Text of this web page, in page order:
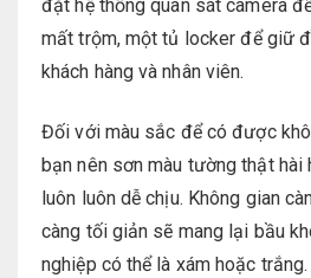
đặt hệ thống quan sát camera
mất trộm, một tủ locker để giữ
khách hàng và nhân viên.
Đối với màu sắc để có được
bạn nên sơn màu tường thật
luôn luôn dễ chịu. Không gian
càng tối giản sẽ mang lại bầu
nghiệp có thể là xám hoặc trắng.